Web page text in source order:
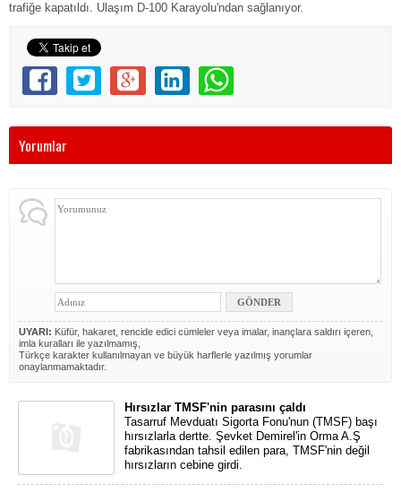
trafiğe kapatıldı. Ulaşım D-100 Karayolu'ndan sağlanıyor.
Yorumlar
UYARI: Küfür, hakaret, rencide edici cümleler veya imalar, inançlara saldırı içeren,
imla kuralları ile yazılmamış,
Türkçe karakter kullanılmayan ve büyük harflerle yazılmış yorumlar
onaylanmamaktadır.
Hırsızlar TMSF'nin parasını çaldı
Tasarruf Mevduatı Sigorta Fonu'nun (TMSF) başı
hırsızlarla dertte. Şevket Demirel'in Orma A.Ş
fabrikasından tahsil edilen para, TMSF'nin değil
hırsızların cebine girdi.